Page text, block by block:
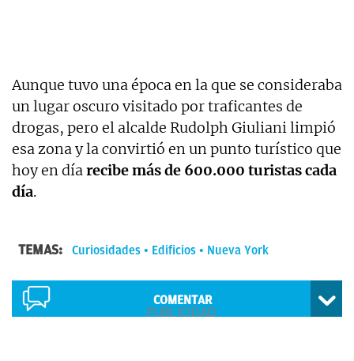
Aunque tuvo una época en la que se consideraba
un lugar oscuro visitado por traficantes de
drogas, pero el alcalde Rudolph Giuliani limpió
esa zona y la convirtió en un punto turístico que
hoy en díarecibe más de 600.000 turistas cada
día.
TEMAS: Curiosidades Edificios Nueva York
COMENTAR